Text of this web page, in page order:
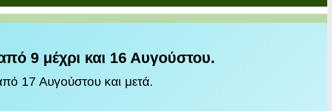
9 μέχρι και 16 Αυγούστου.
17 Αυγούστου και μετά.